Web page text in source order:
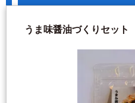
うま味醤油づくりセット